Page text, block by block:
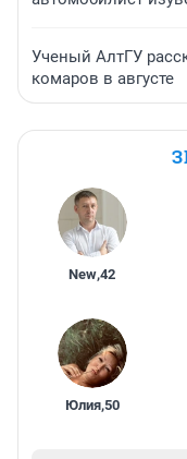
Ученый АлтГУ
комаров в августе
New,42
Юлия,50